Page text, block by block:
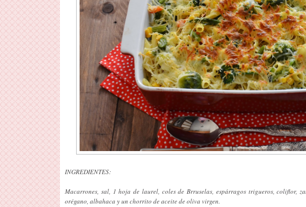
INGREDIENTES:
Macarrones, sal, 1 hoja de laurel, coles de Brruselas, espárragos trigueros, coliflor,
orégano, albahaca y un chorrito de aceite de oliva virgen.